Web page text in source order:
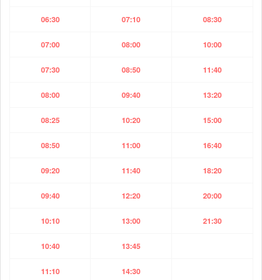
06:30 07:10 08:30
07:00 08:00 10:00
07:30 08:50 11:40
08:00 09:40 13:20
08:25 10:20 15:00
08:50 11:00 16:40
09:20 11:40 18:20
09:40 12:20 20:00
10:10 13:00 21:30
10:40 13:45
11:10 14:30